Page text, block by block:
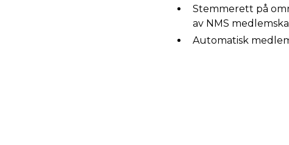
Stemmerett på
av NMS
Automatisk